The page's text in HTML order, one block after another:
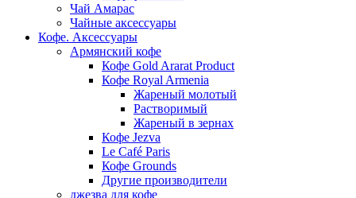
Чай Амарас
Чайные аксессуары
Кофе. Аксессуары
Армянский кофе
Кофе Gold Ararat Product
Кофе Royal Armenia
Жареный молотый
Растворимый
Жареный в зернах
Кофе Jezva
Le Café Paris
Кофе Grounds
Другие производители
джезва для кофе